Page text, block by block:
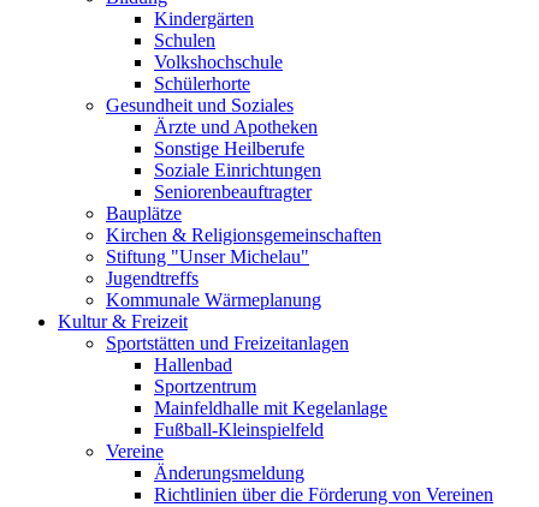
Kindergärten
Schulen
Volkshochschule
Schülerhorte
Gesundheit und Soziales
Ärzte und Apotheken
Sonstige Heilberufe
Soziale Einrichtungen
Seniorenbeauftragter
Bauplätze
Kirchen & Religionsgemeinschaften
Stiftung "Unser Michelau"
Jugendtreffs
Kommunale Wärmeplanung
Kultur & Freizeit
Sportstätten und Freizeitanlagen
Hallenbad
Sportzentrum
Mainfeldhalle mit Kegelanlage
Fußball-Kleinspielfeld
Vereine
Änderungsmeldung
Richtlinien über die Förderung von Vereinen